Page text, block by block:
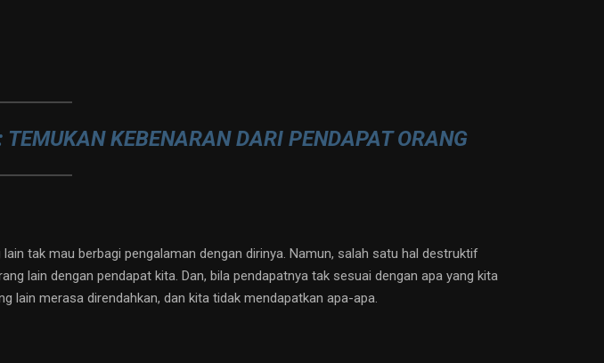
KEBENARAN DARI PENDAPAT ORANG
tak mau berbagi pengalaman dengan dirinya. Namun, salah satu hal destruktif
lain dengan pendapat kita. Dan, bila pendapatnya tak sesuai dengan apa yang kita
lain merasa direndahkan, dan kita tidak mendapatkan apa-apa.